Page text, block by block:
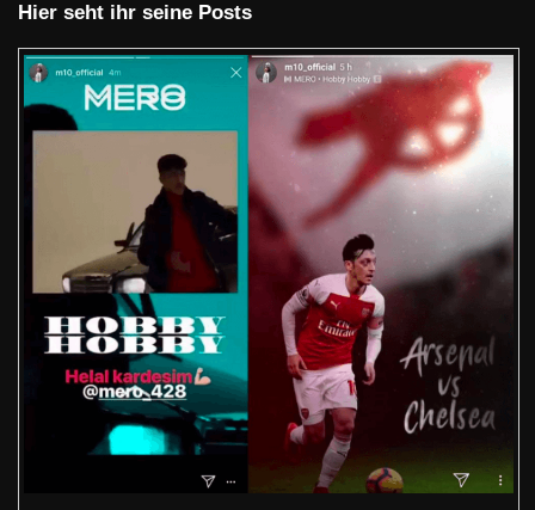
Hier seht ihr seine Posts